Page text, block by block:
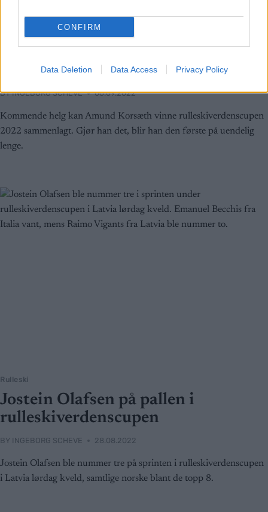
CONFIRM
Data Deletion Data Access Privacy Policy
Langrenn Allround|Rulleski
rulleskiverdenscupen￼
BY INGEBORG SCHEVE 06.09.2022
Kommende helg kan Amund Korsæth vinne rulleskiverdenscupen
2022 sammenlagt. Gjør han det, blir han den første på uendelig
lenge.
Rulleski
Jostein Olafsen på pallen i
rulleskiverdenscupen
BY INGEBORG SCHEVE 28.08.2022
Jostein Olafsen ble nummer tre på sprinten i rulleskiverdenscupen
i Latvia lørdag kveld, samtlige norske blant de topp 8.